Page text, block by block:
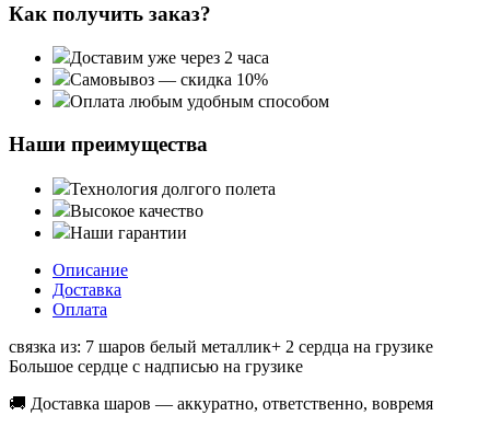
Как получить заказ?
Доставим уже через 2 часа
Самовывоз — скидка 10%
Оплата любым удобным способом
Наши преимущества
Технология долгого полета
Высокое качество
Наши гарантии
Описание
Доставка
Оплата
связка из: 7 шаров белый металлик+ 2 сердца на грузике
Большое сердце с надписью на грузике
🚚 Доставка шаров — аккуратно, ответственно, вовремя